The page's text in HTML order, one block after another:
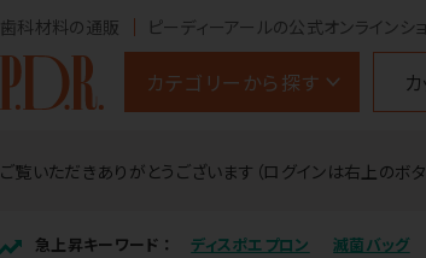
歯科材料の通販 ピーディーアールの公式オンラインシ
カテゴリーから探す
ご覧いただきありがとうございます（ログインは右上のボタ
急上昇キーワード ： ディスポエプロン 滅菌バッグ